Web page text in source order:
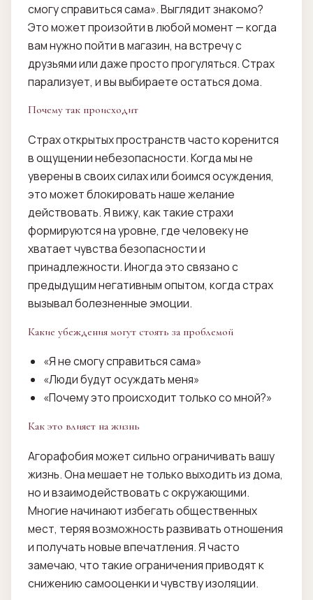
смогу справиться сама». Выглядит знакомо?
Это может произойти в любой момент — когда
вам нужно пойти в магазин, на встречу с
друзьями или даже просто прогуляться. Страх
парализует, и вы выбираете остаться дома.
Почему так происходит
Страх открытых пространств часто коренится
в ощущении небезопасности. Когда мы не
уверены в своих силах или боимся осуждения,
это может блокировать наше желание
действовать. Я вижу, как такие страхи
формируются на уровне, где человеку не
хватает чувства безопасности и
принадлежности. Иногда это связано с
предыдущим негативным опытом, когда страх
вызывал болезненные эмоции.
Какие убеждения могут стоять за проблемой
«Я не смогу справиться сама»
«Люди будут осуждать меня»
«Почему это происходит только со мной?»
Как это влияет на жизнь
Агорафобия может сильно ограничивать вашу
жизнь. Она мешает не только выходить из дома,
но и взаимодействовать с окружающими.
Многие начинают избегать общественных
мест, теряя возможность развивать отношения
и получать новые впечатления. Я часто
замечаю, что такие ограничения приводят к
снижению самооценки и чувству изоляции.